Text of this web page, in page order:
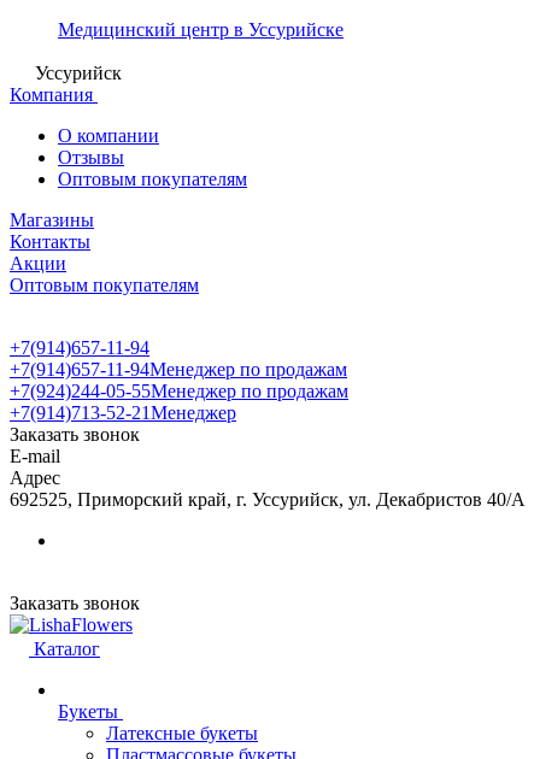
Медицинский центр в Уссурийске
Уссурийск
Компания
О компании
Отзывы
Оптовым покупателям
Магазины
Контакты
Акции
Оптовым покупателям
+7(914)657-11-94
+7(914)657-11-94Менеджер по продажам
+7(924)244-05-55Менеджер по продажам
+7(914)713-52-21Менеджер
Заказать звонок
E-mail
Адрес
692525, Приморский край, г. Уссурийск, ул. Декабристов 40/А
Заказать звонок
Каталог
Букеты
Латексные букеты
Пластмассовые букеты